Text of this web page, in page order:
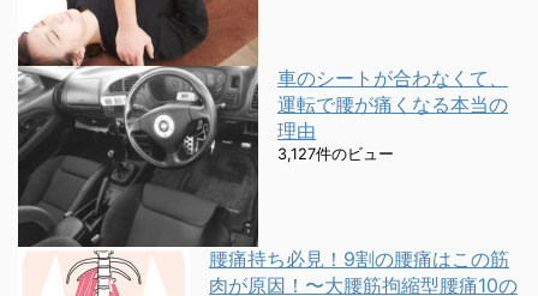
車のシートが合わなくて、
運転で腰が痛くなる本当の
理由
3,127件のビュー
腰痛持ち必見！9割の腰痛はこの筋
肉が原因！〜大腰筋拘縮型腰痛10の